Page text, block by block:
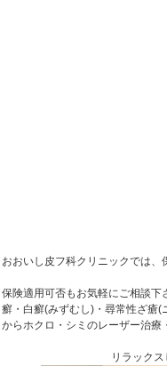
おおいし皮フ科クリニックでは
保険適用可否もお気軽にご相談
癬・白癬(みずむし)・尋常性ざ瘡
からホクロ・シミのレーザー治療
リラック